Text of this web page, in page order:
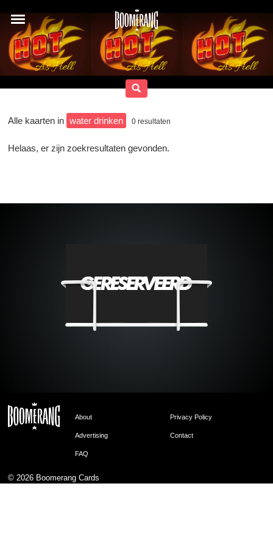
Alle kaarten in water drinken 0 resultaten
Helaas, er zijn zoekresultaten gevonden.
About Privacy Policy
Advertising Contact
FAQ
© 2026 Boomerang Cards